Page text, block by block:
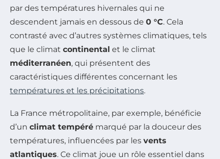
par des températures hivernales qui ne
descendent jamais en dessous de 0 °C. Cela
contrasté avec d’autres systèmes climatiques, tels
que le climat continental et le climat
méditerranéen, qui présentent des
caractéristiques différentes concernant les
températures et les précipitations.
La France métropolitaine, par exemple, bénéficie
d’un climat tempéré marqué par la douceur des
températures, influencées par les vents
atlantiques. Ce climat joue un rôle essentiel dans